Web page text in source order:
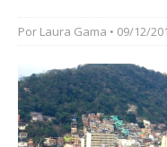
Por Laura Gama • 09/12/